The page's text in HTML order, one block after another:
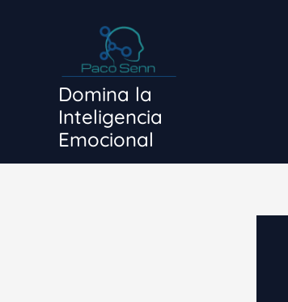
Domina la
Inteligencia
Emocional